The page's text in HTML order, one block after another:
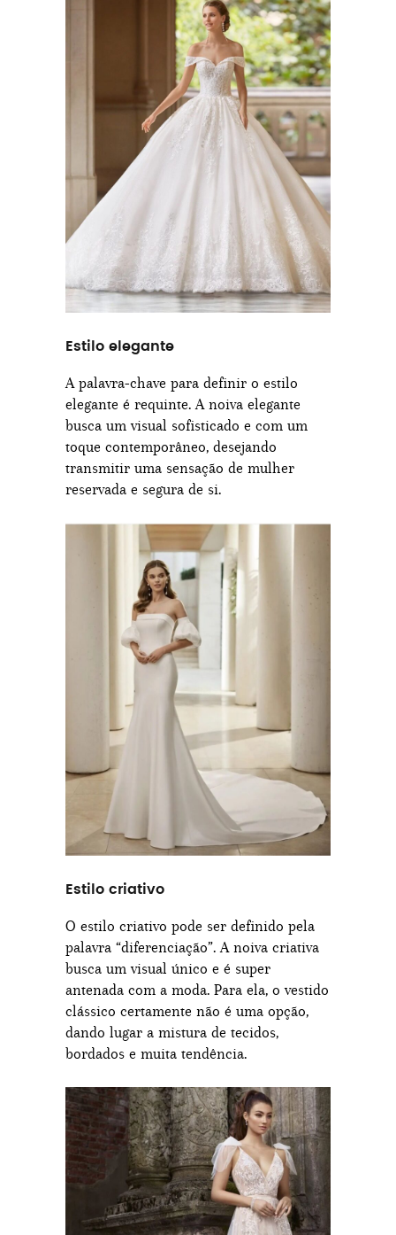
Estilo elegante
A palavra-chave para definir o estilo
elegante é requinte. A noiva elegante
busca um visual sofisticado e com um
toque contemporâneo, desejando
transmitir uma sensação de mulher
reservada e segura de si.
Estilo criativo
O estilo criativo pode ser definido pela
palavra “diferenciação”. A noiva criativa
busca um visual único e é super
antenada com a moda. Para ela, o vestido
clássico certamente não é uma opção,
dando lugar a mistura de tecidos,
bordados e muita tendência.